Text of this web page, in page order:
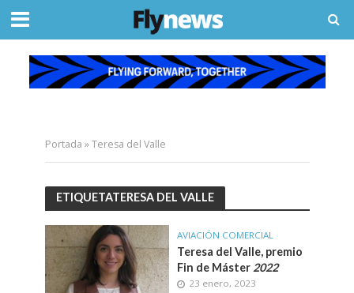
Portada »Teresa del Valle
ETIQUETATERESA DEL VALLE
AVIACIÓN COMERCIAL
Teresa del Valle, premio
Fin de Máster 2022
23 enero, 2023